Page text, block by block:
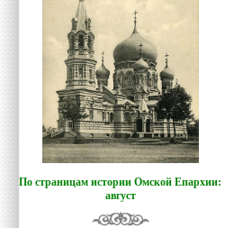
По страницам истории Омской Епархии:
август